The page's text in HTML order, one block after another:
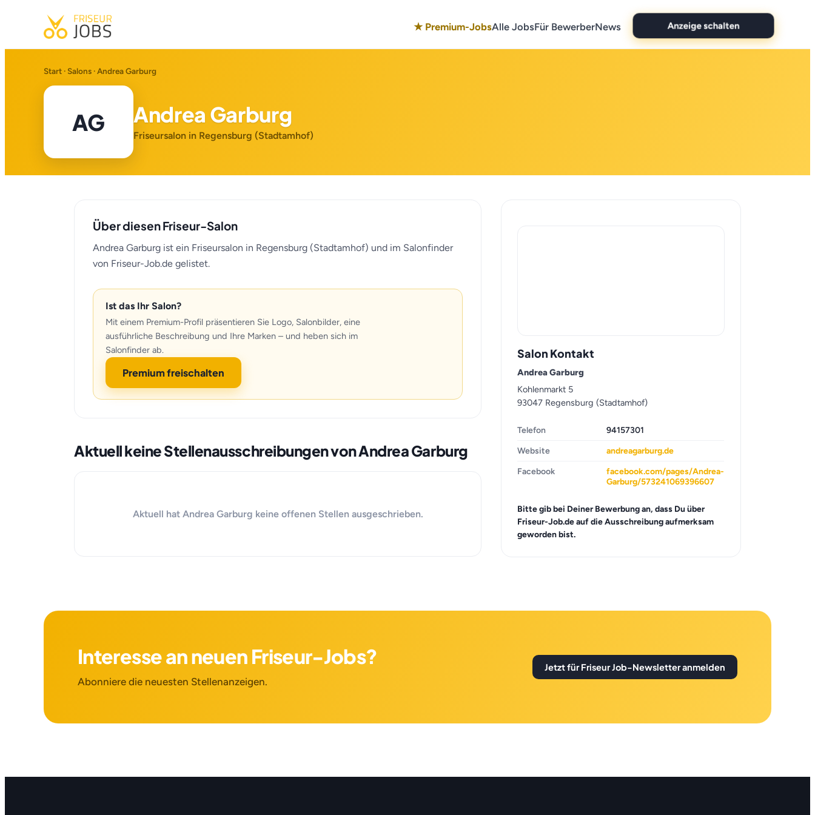
★ Premium-JobsAlle JobsFür BewerberNews Anzeige schalten
Start · Salons · Andrea Garburg
AG Andrea Garburg
Friseursalon in Regensburg (Stadtamhof)
Über diesen Friseur-Salon
Andrea Garburg ist ein Friseursalon in Regensburg (Stadtamhof) und im Salonfinder
von Friseur-Job.de gelistet.
Ist das Ihr Salon?
Mit einem Premium-Profil präsentieren Sie Logo, Salonbilder, eine
ausführliche Beschreibung und Ihre Marken – und heben sich im
Salonfinder ab.
Premium freischalten
Aktuell keine Stellenausschreibungen von Andrea Garburg
Aktuell hat Andrea Garburg keine offenen Stellen ausgeschrieben.
Salon Kontakt
Andrea Garburg
Kohlenmarkt 5
93047 Regensburg (Stadtamhof)
Telefon
94157301
Website
andreagarburg.de
Facebook
facebook.com/pages/Andrea-
Garburg/573241069396607
Bitte gib bei Deiner Bewerbung an, dass Du über
Friseur-Job.de auf die Ausschreibung aufmerksam
geworden bist.
Interesse an neuen Friseur-Jobs?
Abonniere die neuesten Stellenanzeigen.
Jetzt für Friseur Job-Newsletter anmelden